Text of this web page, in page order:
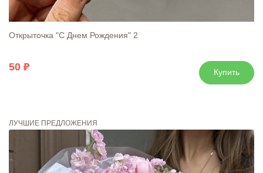
Открыточка "С Днем Рождения" 2
50 Купить
ЛУЧШИЕ ПРЕДЛОЖЕНИЯ